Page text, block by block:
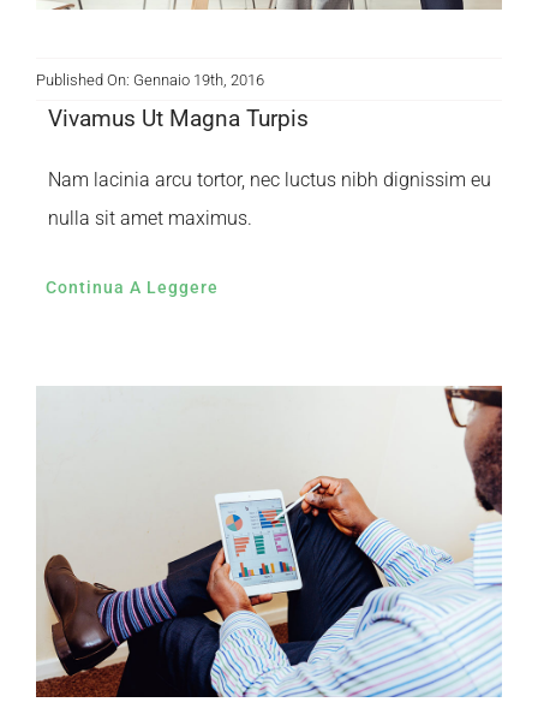
Published On: Gennaio 19th, 2016
Vivamus Ut Magna Turpis
Nam lacinia arcu tortor, nec luctus nibh dignissim eu
nulla sit amet maximus.
Continua A Leggere